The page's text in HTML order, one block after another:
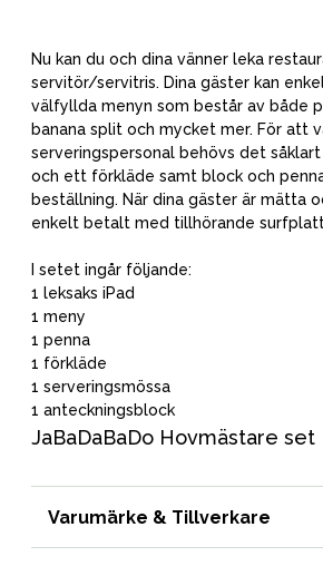
Nu kan du och dina vänner leka
servitör/servitris. Dina gäster kan
välfyllda menyn som består av både
banana split och mycket mer. För att
serveringspersonal behövs det
och ett förkläde samt block och
beställning. När dina gäster är mätta
enkelt betalt med tillhörande
I setet ingår följande:
1 leksaks iPad
1 meny
1 penna
1 förkläde
1 serveringsmössa
1 anteckningsblock
JaBaDaBaDo Hovmästare set
Varumärke & Tillverkare